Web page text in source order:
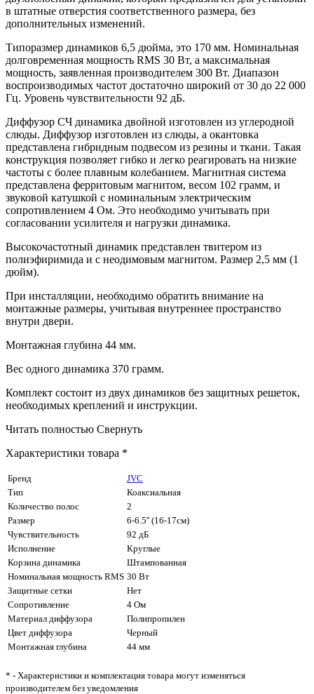
в штатные отверстия соответственного размера, без
дополнительных изменений.
Типоразмер динамиков 6,5 дюйма, это 170 мм. Номинальная
долговременная мощность RMS 30 Вт, а максимальная
мощность, заявленная производителем 300 Вт. Диапазон
воспроизводимых частот достаточно широкий от 30 до 22 000
Гц. Уровень чувствительности 92 дБ.
Диффузор СЧ динамика двойной изготовлен из углеродной
слюды. Диффузор изготовлен из слюды, а окантовка
представлена гибридным подвесом из резины и ткани. Такая
конструкция позволяет гибко и легко реагировать на низкие
частоты с более плавным колебанием. Магнитная система
представлена ферритовым магнитом, весом 102 грамм, и
звуковой катушкой с номинальным электрическим
сопротивлением 4 Ом. Это необходимо учитывать при
согласовании усилителя и нагрузки динамика.
Высокочастотный динамик представлен твитером из
полиэфиримида и с неодимовым магнитом. Размер 2,5 мм (1
дюйм).
При инсталляции, необходимо обратить внимание на
монтажные размеры, учитывая внутреннее пространство
внутри двери.
Монтажная глубина 44 мм.
Вес одного динамика 370 грамм.
Комплект состоит из двух динамиков без защитных решеток,
необходимых креплений и инструкции.
Читать полностью Свернуть
Характеристики товара *
Бренд
JVC
Тип
Коаксиальная
Количество полос
2
Размер
6-6.5'' (16-17см)
Чувствительность
92 дБ
Исполнение
Круглые
Корзина динамика
Штампованная
Номинальная мощность RMS 30 Вт
Защитные сетки
Нет
Сопротивление
4 Ом
Материал диффузора
Полипропилен
Цвет диффузора
Черный
Монтажная глубина
44 мм
* - Характеристики и комплектация товара могут изменяться
производителем без уведомления